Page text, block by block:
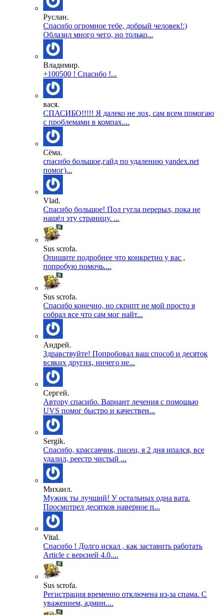
Руслан.
Спасибо огромное тебе, добрый человек!:)
Облазил много чего, но только...
Владимир.
+100500 ! Спасибо !...
вася.
СПАСИБО!!!!! Я далеко не лох, сам всем помогаю
с проблемами в компах....
Сёма.
спасибо большое,гайд по удалению yandex.net
помог)...
Vlad.
Спасибо большое! Пол гугла перерыл, пока не
нашёл эту страницу. ...
Sus scrofa.
Опишите подробнее что конкретно у вас ,
попробую помочь....
Sus scrofa.
Спасибо конечно, но скрипт не мой просто я
собрал все что сам мог найт...
Андрей.
Здравствуйте! Попробовал ваш способ и десяток
всяких других, ничего не...
Сергей.
Автору спасибо. Вариант лечения с помощью
UVS помог быстро и качествен...
Sergik.
Спасибо, крассавчик, писец, я 2 дня ипался, все
удалил, реестр чистый ...
Михаил.
Мужик ты лучший! У остальных одна вата.
Просмотрел десятков наверное п...
Vital.
Спасибо ! Долго искал , как заставить работать
Article с версией 4.0....
Sus scrofa.
Регистрация временно отключена из-за спама. С
уважением, админ....